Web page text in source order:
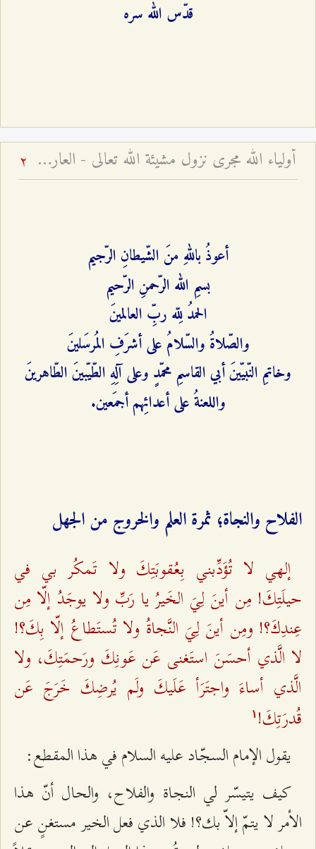
قدّس الله سره
أولياء الله مجرى نزول مشيئة الله تعالى - العارف بين النظرتين التشريعيّة والتكوينيّة 2
أعوذُ باللهِ منَ الشّيطانِ الرّجيم
بسمِ الله الرّحمنِ الرّحیم
الحمدُ لِلّه ربِّ العالمينَ
والصّلاةُ والسّلامُ على أشرَفِ المُرسَلينَ
وخاتمِ النّبيّينَ أبي القاسمِ محمّدٍ وعلى آلِهِ الطّيّبينَ الطّاهرينَ
واللعنةُ على أعدائِهم أجمَعين.
الفلاح والنجاة؛ ثمرة العلم والخروج من الجهل
إلهي لا تُؤَدِّبني بِعُقوبَتِكَ ولا تَمكُر بي في
حيلَتِكَ! مِن أينَ لِيَ الخَيرُ يا رَبِّ ولا يوجَدُ إلّا مِن
عِندِكَ؟! ومِن أينَ لِيَ النَّجاةُ ولا تُستَطاعُ إلّا بِكَ؟!
لا الَّذي أحسَنَ استَغنى عَن عَونِكَ ورَحمَتِكَ، ولا
الَّذي أساءَ واجتَرَأ عَلَيكَ ولَم يُرضِكَ خَرَجَ عَن
قُدرَتِكَ! ۱
يقول الإمام السجّاد عليه السلام في هذا المقطع:
كيف يتيسّر لي النجاة والفلاح، والحال أنّ هذا
الأمر لا يتمّ إلاّ بك؟! فلا الذي فعل الخير مستغنٍ عن